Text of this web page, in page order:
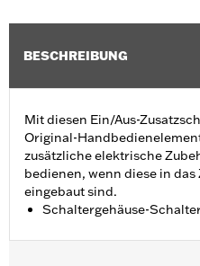
BESCHREIBUNG
Mit diesen Ein/Aus-
Original-
zusätzliche elektrische
bedienen, wenn diese in
eingebaut sind.
Schaltergehäuse-